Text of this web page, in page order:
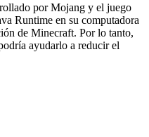
por Mojang y el juego
Runtime en su computadora
de Minecraft. Por lo tanto,
ayudarlo a reducir el